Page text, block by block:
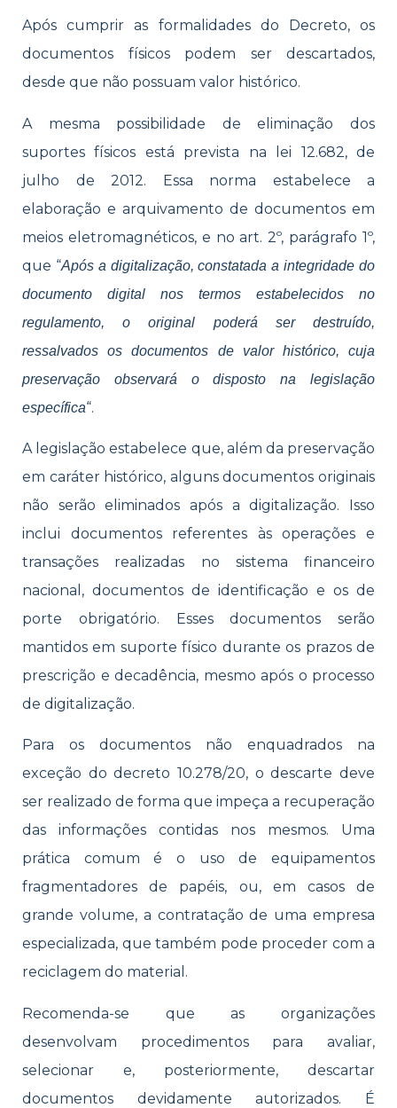
Após cumprir as formalidades do Decreto, os
documentos físicos podem ser descartados,
desde que não possuam valor histórico.
A mesma possibilidade de eliminação dos
suportes físicos está prevista na lei 12.682, de
julho de 2012. Essa norma estabelece a
elaboração e arquivamento de documentos em
meios eletromagnéticos, e no art. 2º, parágrafo 1º,
que “Após a digitalização, constatada a integridade do
documento digital nos termos estabelecidos no
regulamento, o original poderá ser destruído,
ressalvados os documentos de valor histórico, cuja
preservação observará o disposto na legislação
específica“.
A legislação estabelece que, além da preservação
em caráter histórico, alguns documentos originais
não serão eliminados após a digitalização. Isso
inclui documentos referentes às operações e
transações realizadas no sistema financeiro
nacional, documentos de identificação e os de
porte obrigatório. Esses documentos serão
mantidos em suporte físico durante os prazos de
prescrição e decadência, mesmo após o processo
de digitalização.
Para os documentos não enquadrados na
exceção do decreto 10.278/20, o descarte deve
ser realizado de forma que impeça a recuperação
das informações contidas nos mesmos. Uma
prática comum é o uso de equipamentos
fragmentadores de papéis, ou, em casos de
grande volume, a contratação de uma empresa
especializada, que também pode proceder com a
reciclagem do material.
Recomenda-se que as organizações
desenvolvam procedimentos para avaliar,
selecionar e, posteriormente, descartar
documentos devidamente autorizados. É